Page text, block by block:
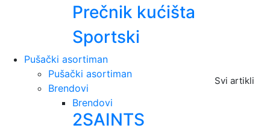
Prečnik kućišta
Sportski
Pušački asortiman
Svi artikli
Pušački asortiman
Brendovi
Brendovi
2SAINTS